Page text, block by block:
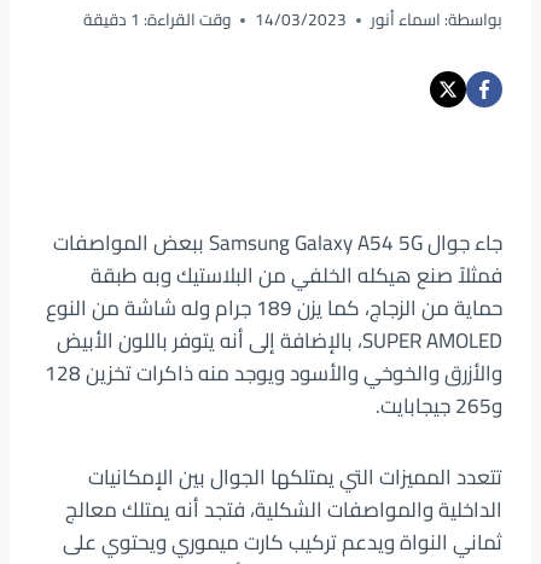
بواسطة:اسماء أنور 14/03/2023 وقت القراءة: 1دقيقة
جاء جوال Samsung Galaxy A54 5G ببعض المواصفات
فمثلاً صنع هيكله الخلفي من البلاستيك وبه طبقة
حماية من الزجاج، كما يزن 189 جرام وله شاشة من النوع
SUPER AMOLED، بالإضافة إلى أنه يتوفر باللون الأبيض
والأزرق والخوخي والأسود ويوجد منه ذاكرات تخزين 128
و265 جيجابايت.
تتعدد المميزات التي يمتلكها الجوال بين الإمكانيات
الداخلية والمواصفات الشكلية، فتجد أنه يمتلك معالج
ثماني النواة ويدعم تركيب كارت ميموري ويحتوي على